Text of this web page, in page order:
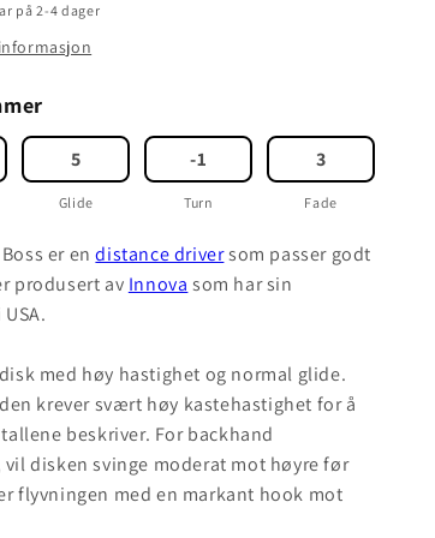
på 2-4 dager
5
Glide
-1
Turn
3
Fade
er endistance driversom passer godt
produsert av Innova som har sin
med høy hastighet og normal glide.
krever svært høy kastehastighet for å
beskriver. For backhand
vil disken svinge moderat mot høyre før
flyvningen med en markant hook mot